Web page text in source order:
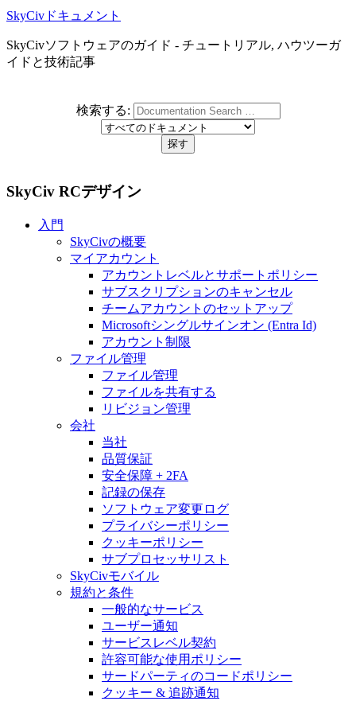
SkyCivドキュメント
SkyCivソフトウェアのガイド - チュートリアル, ハウツーガ
イドと技術記事
検索する:
SkyCiv RCデザイン
入門
SkyCivの概要
マイアカウント
アカウントレベルとサポートポリシー
サブスクリプションのキャンセル
チームアカウントのセットアップ
Microsoftシングルサインオン (Entra Id)
アカウント制限
ファイル管理
ファイル管理
ファイルを共有する
リビジョン管理
会社
当社
品質保証
安全保障 + 2FA
記録の保存
ソフトウェア変更ログ
プライバシーポリシー
クッキーポリシー
サブプロセッサリスト
SkyCivモバイル
規約と条件
一般的なサービス
ユーザー通知
サービスレベル契約
許容可能な使用ポリシー
サードパーティのコードポリシー
クッキー & 追跡通知